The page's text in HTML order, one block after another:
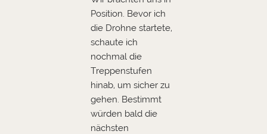
Position. Bevor ich
die Drohne startete,
schaute ich
nochmal die
Treppenstufen
hinab, um sicher zu
gehen. Bestimmt
würden bald die
nächsten